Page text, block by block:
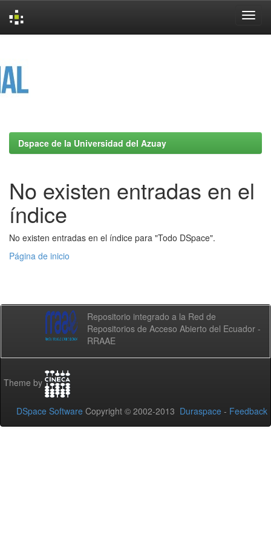
Dspace de la Universidad del Azuay
No existen entradas en el
índice
No existen entradas en el índice para "Todo DSpace".
Página de inicio
Repositorio integrado a la Red de
Repositorios de Acceso Abierto del Ecuador -
RRAAE
Theme by
DSpace Software Copyright © 2002-2013 Duraspace - Feedback